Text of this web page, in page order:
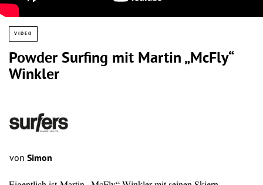
VIDEO
Powder Surfing mit Martin „McFly“
Winkler
von Simon